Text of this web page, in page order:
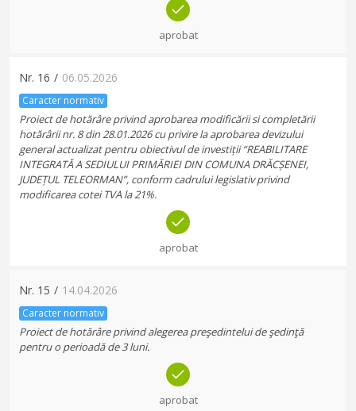
aprobat
Nr. 16 / 06.05.2026
Caracter normativ
Proiect de hotărâre privind aprobarea modificării si completării
hotărârii nr. 8 din 28.01.2026 cu privire la aprobarea devizului
general actualizat pentru obiectivul de investiții “REABILITARE
INTEGRATĂ A SEDIULUI PRIMĂRIEI DIN COMUNA DRĂCȘENEI,
JUDEȚUL TELEORMAN”, conform cadrului legislativ privind
modificarea cotei TVA la 21%.
aprobat
Nr. 15 / 14.04.2026
Caracter normativ
Proiect de hotărâre privind alegerea preşedintelui de şedinţă
pentru o perioadă de 3 luni.
aprobat